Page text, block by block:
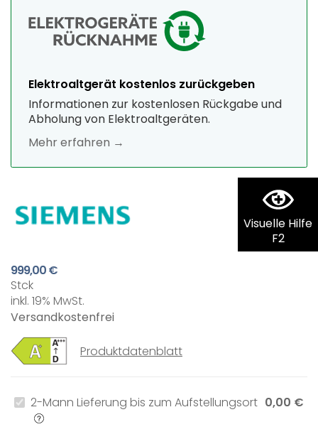
Visuelle Hilfe
F2
Elektroaltgerät kostenlos zurückgeben
Informationen zur kostenlosen Rückgabe und
Abholung von Elektroaltgeräten.
Mehr erfahren →
999,00 €
Stck
inkl. 19% MwSt.
Versandkostenfrei
Produktdatenblatt
2-Mann Lieferung bis zum Aufstellungsort 0,00 €